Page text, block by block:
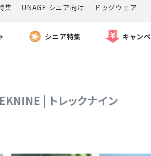
集 UNAGE シニア向け ドッグウェア
シニア特集 キャン
| トレックナイン